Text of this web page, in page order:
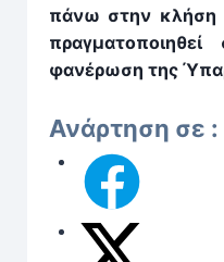
πάνω στην κλήση
φανέρωση της
Ανάρτηση σε :